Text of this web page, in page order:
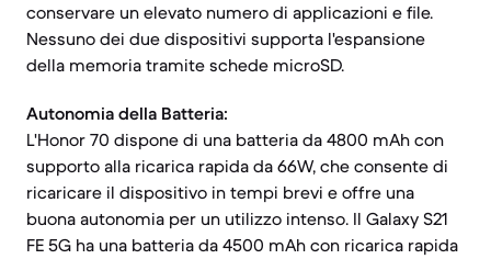
conservare un elevato numero di applicazioni e file.
Nessuno dei due dispositivi supporta l'espansione
della memoria tramite schede microSD.
Autonomia della Batteria:
L'Honor 70 dispone di una batteria da 4800 mAh con
supporto alla ricarica rapida da 66W, che consente di
ricaricare il dispositivo in tempi brevi e offre una
buona autonomia per un utilizzo intenso. Il Galaxy S21
FE 5G ha una batteria da 4500 mAh con ricarica rapida